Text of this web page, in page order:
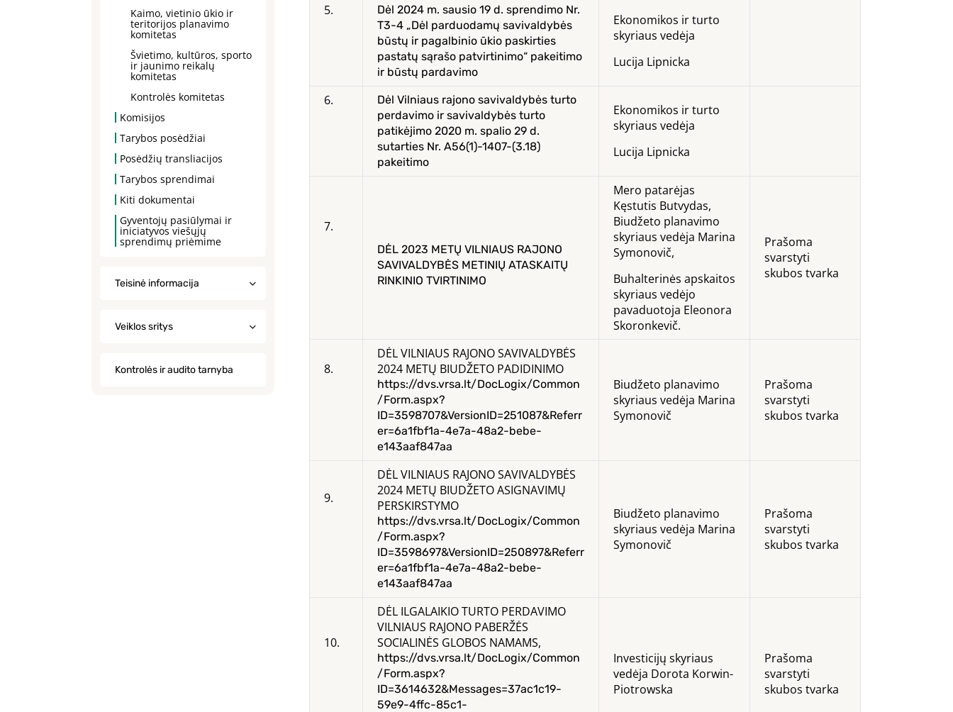
Kaimo, vietinio ūkio ir
teritorijos planavimo
komitetas
Švietimo, kultūros, sporto
ir jaunimo reikalų
komitetas
Kontrolės komitetas
Komisijos
Tarybos posėdžiai
Posėdžių transliacijos
Tarybos sprendimai
Kiti dokumentai
Gyventojų pasiūlymai ir
iniciatyvos viešųjų
sprendimų priėmime
Teisinė informacija
Veiklos sritys
Kontrolės ir audito tarnyba
5.
Dėl 2024 m. sausio 19 d. sprendimo Nr.
T3-4 „Dėl parduodamų savivaldybės
būstų ir pagalbinio ūkio paskirties
pastatų sąrašo patvirtinimo“ pakeitimo
ir būstų pardavimo
Ekonomikos ir turto
skyriaus vedėja
Lucija Lipnicka
6.
Dėl Vilniaus rajono savivaldybės turto
perdavimo ir savivaldybės turto
patikėjimo 2020 m. spalio 29 d.
sutarties Nr. A56(1)-1407-(3.18)
pakeitimo
Ekonomikos ir turto
skyriaus vedėja
Lucija Lipnicka
7.
DĖL 2023 METŲ VILNIAUS RAJONO
SAVIVALDYBĖS METINIŲ ATASKAITŲ
RINKINIO TVIRTINIMO
Mero patarėjas
Kęstutis Butvydas,
Biudžeto planavimo
skyriaus vedėja Marina
Symonovič,
Buhalterinės apskaitos
skyriaus vedėjo
pavaduotoja Eleonora
Skoronkevič.
Prašoma
svarstyti
skubos tvarka
8.
DĖL VILNIAUS RAJONO SAVIVALDYBĖS
2024 METŲ BIUDŽETO PADIDINIMO
https://dvs.vrsa.lt/DocLogix/Common
/Form.aspx?
ID=3598707&VersionID=251087&Referr
er=6a1fbf1a-4e7a-48a2-bebe-
e143aaf847aa
Biudžeto planavimo
skyriaus vedėja Marina
Symonovič
Prašoma
svarstyti
skubos tvarka
9.
DĖL VILNIAUS RAJONO SAVIVALDYBĖS
2024 METŲ BIUDŽETO ASIGNAVIMŲ
PERSKIRSTYMO
https://dvs.vrsa.lt/DocLogix/Common
/Form.aspx?
ID=3598697&VersionID=250897&Referr
er=6a1fbf1a-4e7a-48a2-bebe-
e143aaf847aa
Biudžeto planavimo
skyriaus vedėja Marina
Symonovič
Prašoma
svarstyti
skubos tvarka
10.
DĖL ILGALAIKIO TURTO PERDAVIMO
VILNIAUS RAJONO PABERŽĖS
SOCIALINĖS GLOBOS NAMAMS,
https://dvs.vrsa.lt/DocLogix/Common
/Form.aspx?
ID=3614632&Messages=37ac1c19-
59e9-4ffc-85c1-
Investicijų skyriaus
vedėja Dorota Korwin-
Piotrowska
Prašoma
svarstyti
skubos tvarka